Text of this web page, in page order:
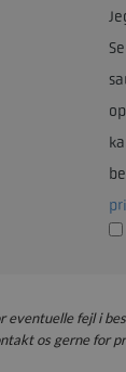
eventuelle fejl i
os gerne for